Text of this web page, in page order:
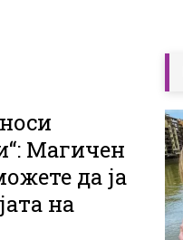
Магичен
да ја
на